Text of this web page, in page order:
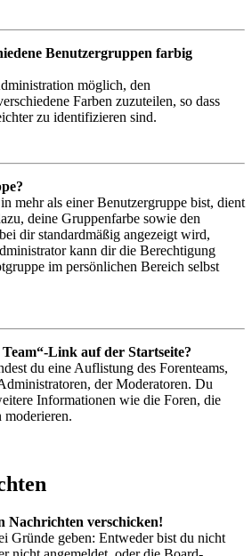
Benutzergruppen farbig
möglich, den
Farben zuzuteilen, so dass
zu identifizieren sind.
mehr als einer Benutzergruppe bist, dient
deine Gruppenfarbe sowie den
dir standardmäßig angezeigt wird,
kann dir die Berechtigung
im persönlichen Bereich selbst
Link auf der Startseite?
du eine Auflistung des Forenteams,
der Moderatoren. Du
Informationen wie die Foren, die
moderieren.
Nachrichten verschicken!
Gründe geben: Entweder bist du nicht